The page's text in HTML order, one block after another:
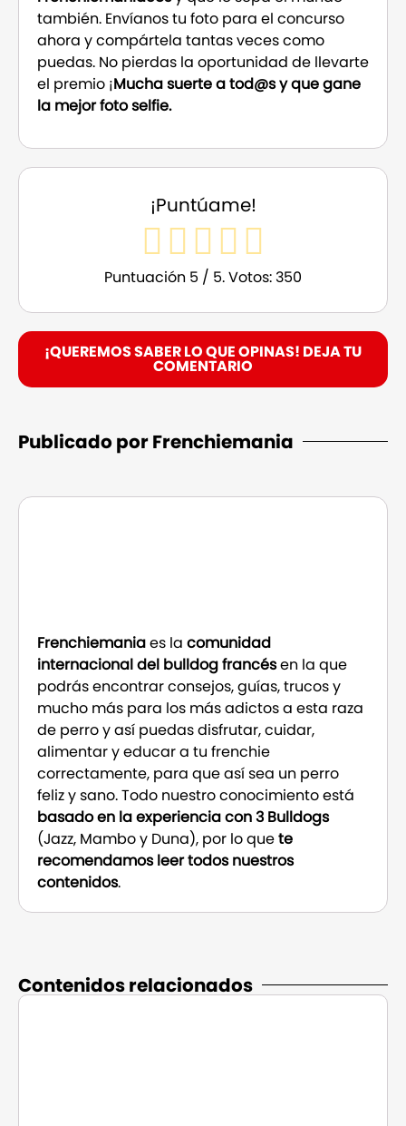
también. Envíanos tu foto para el concurso
ahora y compártela tantas veces como
puedas. No pierdas la oportunidad de llevarte
el premio ¡Mucha suerte a tod@s y que gane
la mejor foto selfie.
¡Puntúame!
Puntuación 5 / 5. Votos: 350
¡QUEREMOS SABER LO QUE OPINAS! DEJA TU
COMENTARIO
Publicado por Frenchiemania
Frenchiemaniaes la comunidad
internacional del bulldog francésen la que
podrás encontrar consejos, guías, trucos y
mucho más para los más adictos a esta raza
de perro y así puedas disfrutar, cuidar,
alimentar y educar a tu frenchie
correctamente, para que así sea un perro
feliz y sano. Todo nuestro conocimiento está
basado en la experiencia con 3 Bulldogs
(Jazz, Mambo y Duna), por lo quete
recomendamos leer todos nuestros
contenidos.
Contenidos relacionados​